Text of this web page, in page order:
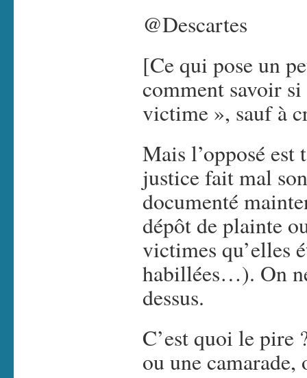
@Descartes
[Ce qui pose un
comment savoir
victime », sauf à
Mais l’opposé
justice fait mal
documenté
dépôt de plainte
victimes qu’elles
habillées…). On
dessus.
C’est quoi le pire
ou une